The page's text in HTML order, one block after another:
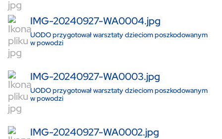
IMG-20240927-WA0004.jpg
UODO przygotował warsztaty dzieciom poszkodowanym
w powodzi
IMG-20240927-WA0003.jpg
UODO przygotował warsztaty dzieciom poszkodowanym
w powodzi
IMG-20240927-WA0002.jpg